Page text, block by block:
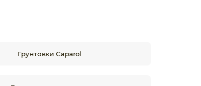
Грунтовки Caparol